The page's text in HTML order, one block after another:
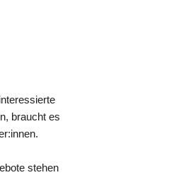
braucht es
stehen